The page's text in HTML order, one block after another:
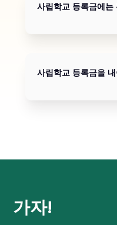
사립학교 등록금에는
사립학교 등록금을
가자!